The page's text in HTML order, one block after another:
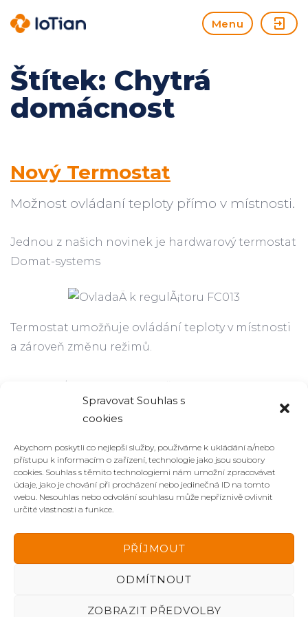
Spravovat Souhlas s
cookies
Abychom poskytli co nejlepší služby, používáme k ukládání a/nebo
přístupu k informacím o zařízení, technologie jako jsou soubory
cookies. Souhlas s těmito technologiemi nám umožní zpracovávat
údaje, jako je chování při procházení nebo jedinečná ID na tomto
webu. Nesouhlas nebo odvolání souhlasu může nepříznivě ovlivnit
určité vlastnosti a funkce.
PŘÍJMOUT
ODMÍTNOUT
ZOBRAZIT PŘEDVOLBY
Menu
Štítek: Chytrá
domácnost
Nový Termostat
Možnost ovládaní teploty přímo v místnosti.
Jednou z našich novinek je hardwarový termostat
Domat-systems
Termostat umožňuje ovládání teploty v místnosti
a zároveň změnu režimů.
Publikováno:
Domácí inteligence,iotian ,termostat
+420 725 103 293
info@iotian.cz
Českoskalická 650, 549 41 Červený Kostelec